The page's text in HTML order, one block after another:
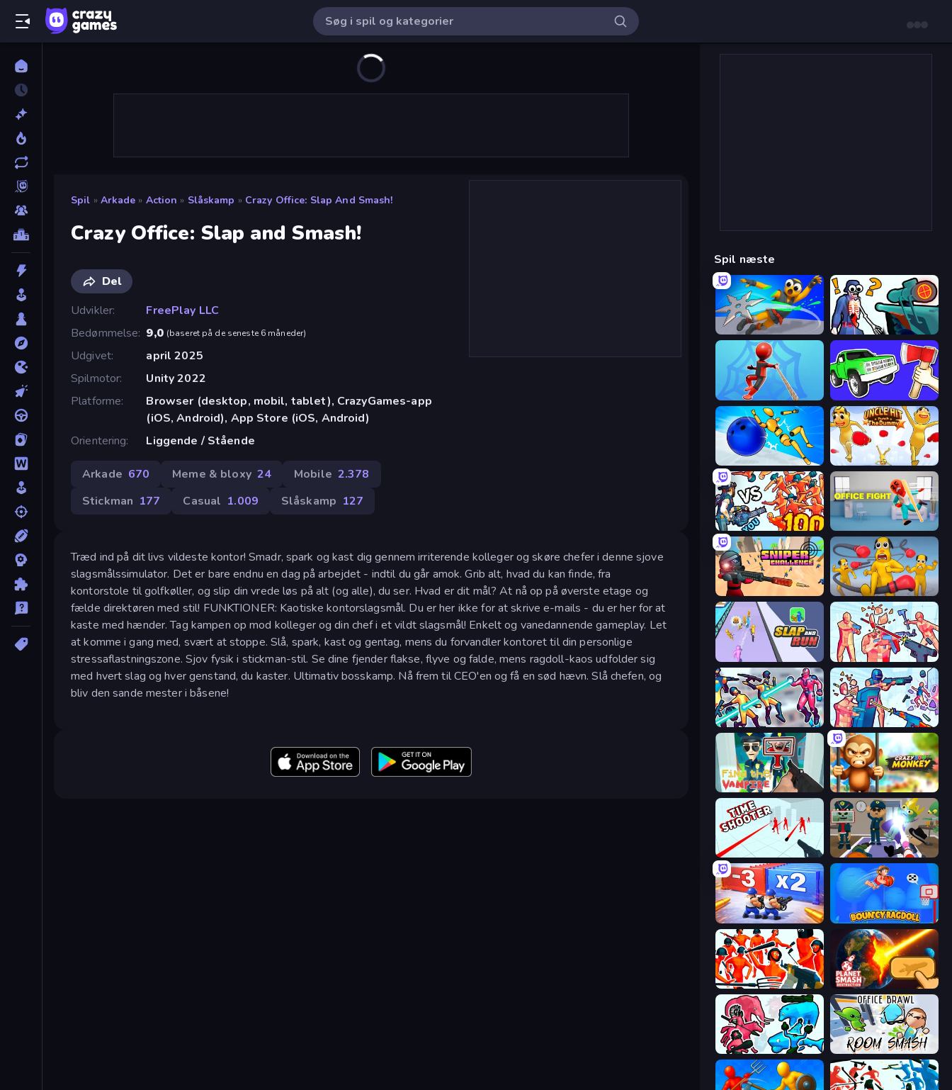
Spil » Arkade » Action » Slåskamp » Crazy Office: Slap And Smash!
Crazy Office: Slap and Smash!
Del
Udvikler
FreePlay LLC
Bedømmelse 9,0 (baseret på de seneste 6 måneder)
Udgivet
april 2025
Spilmotor
Unity 2022
Platforme
Browser (desktop, mobil, tablet), CrazyGames-app
(iOS, Android), App Store (iOS, Android)
Orientering
Liggende / Stående
Arkade 670 Meme & bloxy 24 Mobile 2.378
Stickman 177 Casual 1.009 Slåskamp 127
Træd ind på dit livs vildeste kontor! Smadr, spark og kast dig gennem irriterende kolleger og skøre chefer i denne sjove
slagsmålssimulator. Det er bare endnu en dag på arbejdet - indtil du går amok. Grib alt, hvad du kan finde, fra
kontorstole til golfkøller, og slip din vrede løs på alt (og alle), du ser. Hvad er dit mål? At nå op på øverste etage og
fælde direktøren med stil! FUNKTIONER: Kaotiske kontorslagsmål. Du er her ikke for at skrive e-mails - du er her for at
kaste med hænder. Tag kampen op mod kolleger og din chef i et vildt slagsmål! Enkelt og vanedannende gameplay. Let
at komme i gang med, svært at stoppe. Slå, spark, kast og gentag, mens du forvandler kontoret til din personlige
stressaflastningszone. Sjov fysik i stickman-stil. Se dine fjender flakse, flyve og falde, mens ragdoll-kaos udfolder sig
med hvert slag og hver genstand, du kaster. Ultimativ bosskamp. Nå frem til CEO'en og få en sød hævn. Slå chefen, og
bliv den sande mester i båsene!
Spil næste
Ninja Swipe Strike Sniper Shot: Bullet Time
Web Master
Playground Man! Ragdoll Show! Uncle Hit: Punch the Dummy
Horde Killer: You vs 100
Sniper Challenge Annoying Uncle Punch Game
Slap and Run Time Shooter 2
Hero 3: Flying Robot Time Shooter 3: SWAT
Find the Vampire Crazy Zoo Monkey
Time Shooter Find The Alien
Battle Brigade Bouncy Ragdoll
Funny Shooter - Destroy All Planet Smash Destruction
Funny Battle Simulator 2 Office Brawl - Room Smash